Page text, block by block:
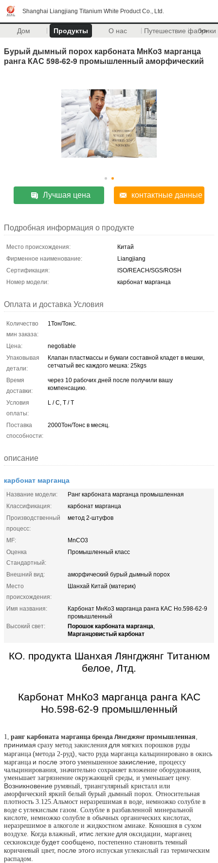
Shanghai Liangjiang Titanium White Product Co., Ltd.
Дом Продукты О нас Путешествие фабрики
>>
Бурый дымный порох карбоната МнКо3 марганца
ранга КАС 598-62-9 промышленный аморфический
Лучшая цена контактные данные
Подробная информация о продукте
Место происхождения:
Китай
Фирменное наименование:
Liangjiang
Сертификация:
ISO/REACH/SGS/ROSH
Номер модели:
карбонат марганца
Оплата и доставка Условия
Количество
мин заказа:
1Тон/Тонс.
Цена:
negotiable
Упаковывая
детали:
Клапан пластмассы и бумаги составной кладет в мешки,
сетчатый вес каждого мешка: 25kgs
Время
доставки:
через 10 рабочих дней после получили вашу
компенсацию.
Условия
оплаты:
L / C, T / T
Поставка
способности:
2000Тон/Тонс в месяц.
описание
карбонат марганца
Название модели:
Ранг карбоната марганца промышленная
Классификация:
карбонат марганца
Производственный
процесс:
метод 2-штуфов
MF:
MnCO3
Оценка
Стандартный:
Промышленный класс
Внешний вид:
аморфический бурый дымный порох
Место
происхождения:
Шанхай Китай (материк)
Имя названия:
Карбонат МнКо3 марганца ранга КАС Но.598-62-9
промышленный
Высокий свет:
Порошок карбоната марганца,
Марганцовистый карбонат
КО. продукта Шанхая Лянгджянг Титанюм
белое, Лтд.
Карбонат МнКо3 марганца ранга КАС
Но.598-62-9 промышленный
1, ранг карбоната марганца бренда Лянгджянг промышленная
принимая сразу метод закисления для мягких порошков руды
марганца (метода 2-руд), часто руда марганца кальцинировано в окись
марганца и после этого уменьшенное закисление , процессу
чальцинирования, значительно сохраняет вложение оборудования,
уменьшает загрязнение окружающей среды, и уменьшает цену.
Возникновение румяный, триангулярный кристалл или
аморфический яркий белый бурый дымный порох. Относительная
плотность 3.125.Альмост неразрешимая в воде, немножко солубле в
воде с углекислым газом. Солубле в разбавленной минеральной
кислоте, немножко солубле в обычных органических кислотах,
неразрешимое в алкоголе и жидкостном амиаке. Конюшня в сухом
воздухе. Когда влажный
итис легкие для оксидации, марганец
сескиоксиде будет сообщено , постепенно становить темный
коричневый цвет, после этого испуская углекислый газ термическим
распадом